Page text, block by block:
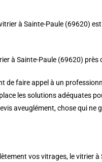
à Sainte-Paule (69620)
à Sainte-Paule (69620) près
faire appel à un
les solutions adéquates
aveuglément, chose qui
vos vitrages, le vitrier